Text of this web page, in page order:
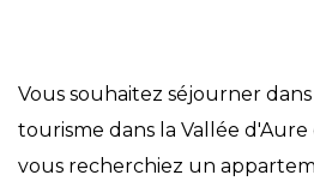
Vous souhaitez séjourner
tourisme dans la Vallée
vous recherchiez un